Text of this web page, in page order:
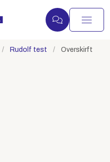
Rudolf test Overskirft